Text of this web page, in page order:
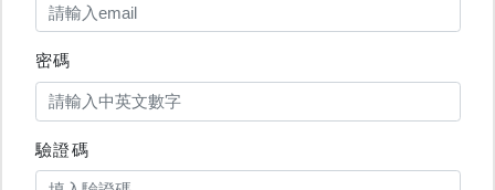
密碼
驗證碼